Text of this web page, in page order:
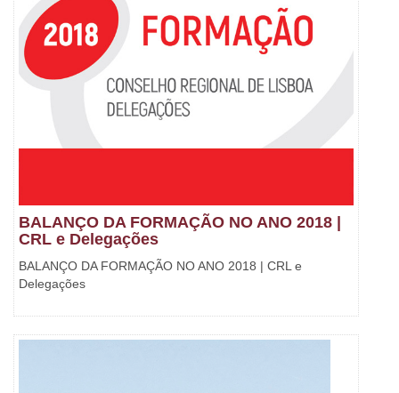
BALANÇO DA FORMAÇÃO NO ANO 2018 |
CRL e Delegações
BALANÇO DA FORMAÇÃO NO ANO 2018 | CRL e
Delegações